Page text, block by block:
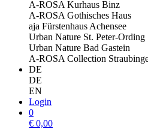
A-ROSA Kurhaus Binz
A-ROSA Gothisches Haus
aja Fürstenhaus Achensee
Urban Nature St. Peter-Ording
Urban Nature Bad Gastein
A-ROSA Collection
DE
DE
EN
Login
0
€ 0,00